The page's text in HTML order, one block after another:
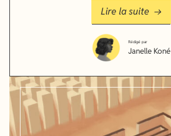
Lire la suite
Rédigé par
Janelle Koné